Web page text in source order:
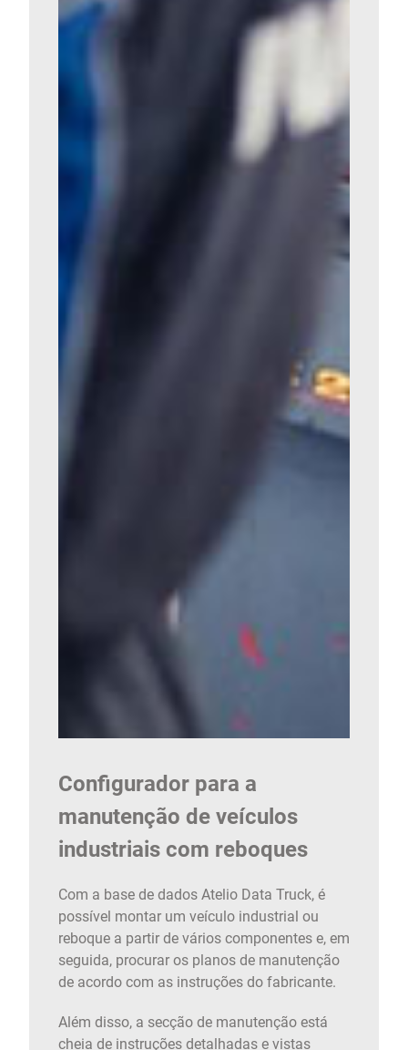
Configurador para a
manutenção de veículos
industriais com reboques
Com a base de dados Atelio Data Truck, é
possível montar um veículo industrial ou
reboque a partir de vários componentes e, em
seguida, procurar os planos de manutenção
de acordo com as instruções do fabricante.
Além disso, a secção de manutenção está
cheia de instruções detalhadas e vistas